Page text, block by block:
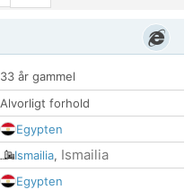
33 år gammel
Alvorligt forhold
Egypten
Ismailia, Ismailia
Egypten